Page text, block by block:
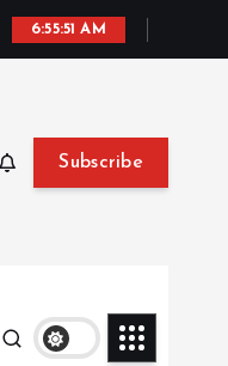
6:55:53 AM
Subscribe